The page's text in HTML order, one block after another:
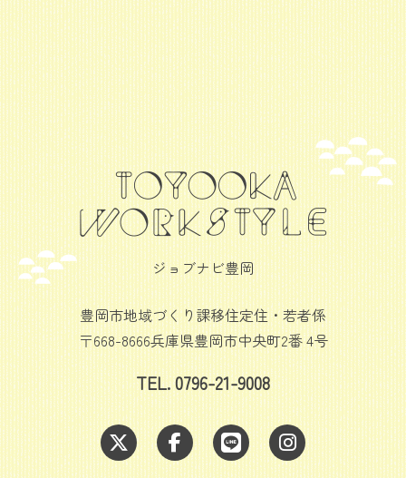
ジョブナビ豊岡
豊岡市地域づくり課移住定住・若者係
〒668-8666兵庫県豊岡市中央町2番 4号
TEL. 0796-21-9008